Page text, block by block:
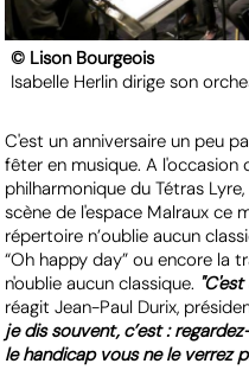
© Lison Bourgeois
Isabelle Herlin dirige son
C'est un anniversaire un peu
fêter en musique. A l'occasion
philharmonique du Tétras
scène de l'espace Malraux ce
répertoire n’oublie aucun
“Oh happy day” ou encore la
n'oublie aucun classique.
réagit Jean-Paul Durix,
je dis souvent, c’est :
le handicap vous ne le verrez